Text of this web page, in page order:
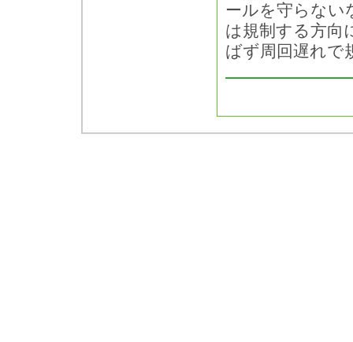
ールを守らない
は規制する方向
ばず周回遅れで